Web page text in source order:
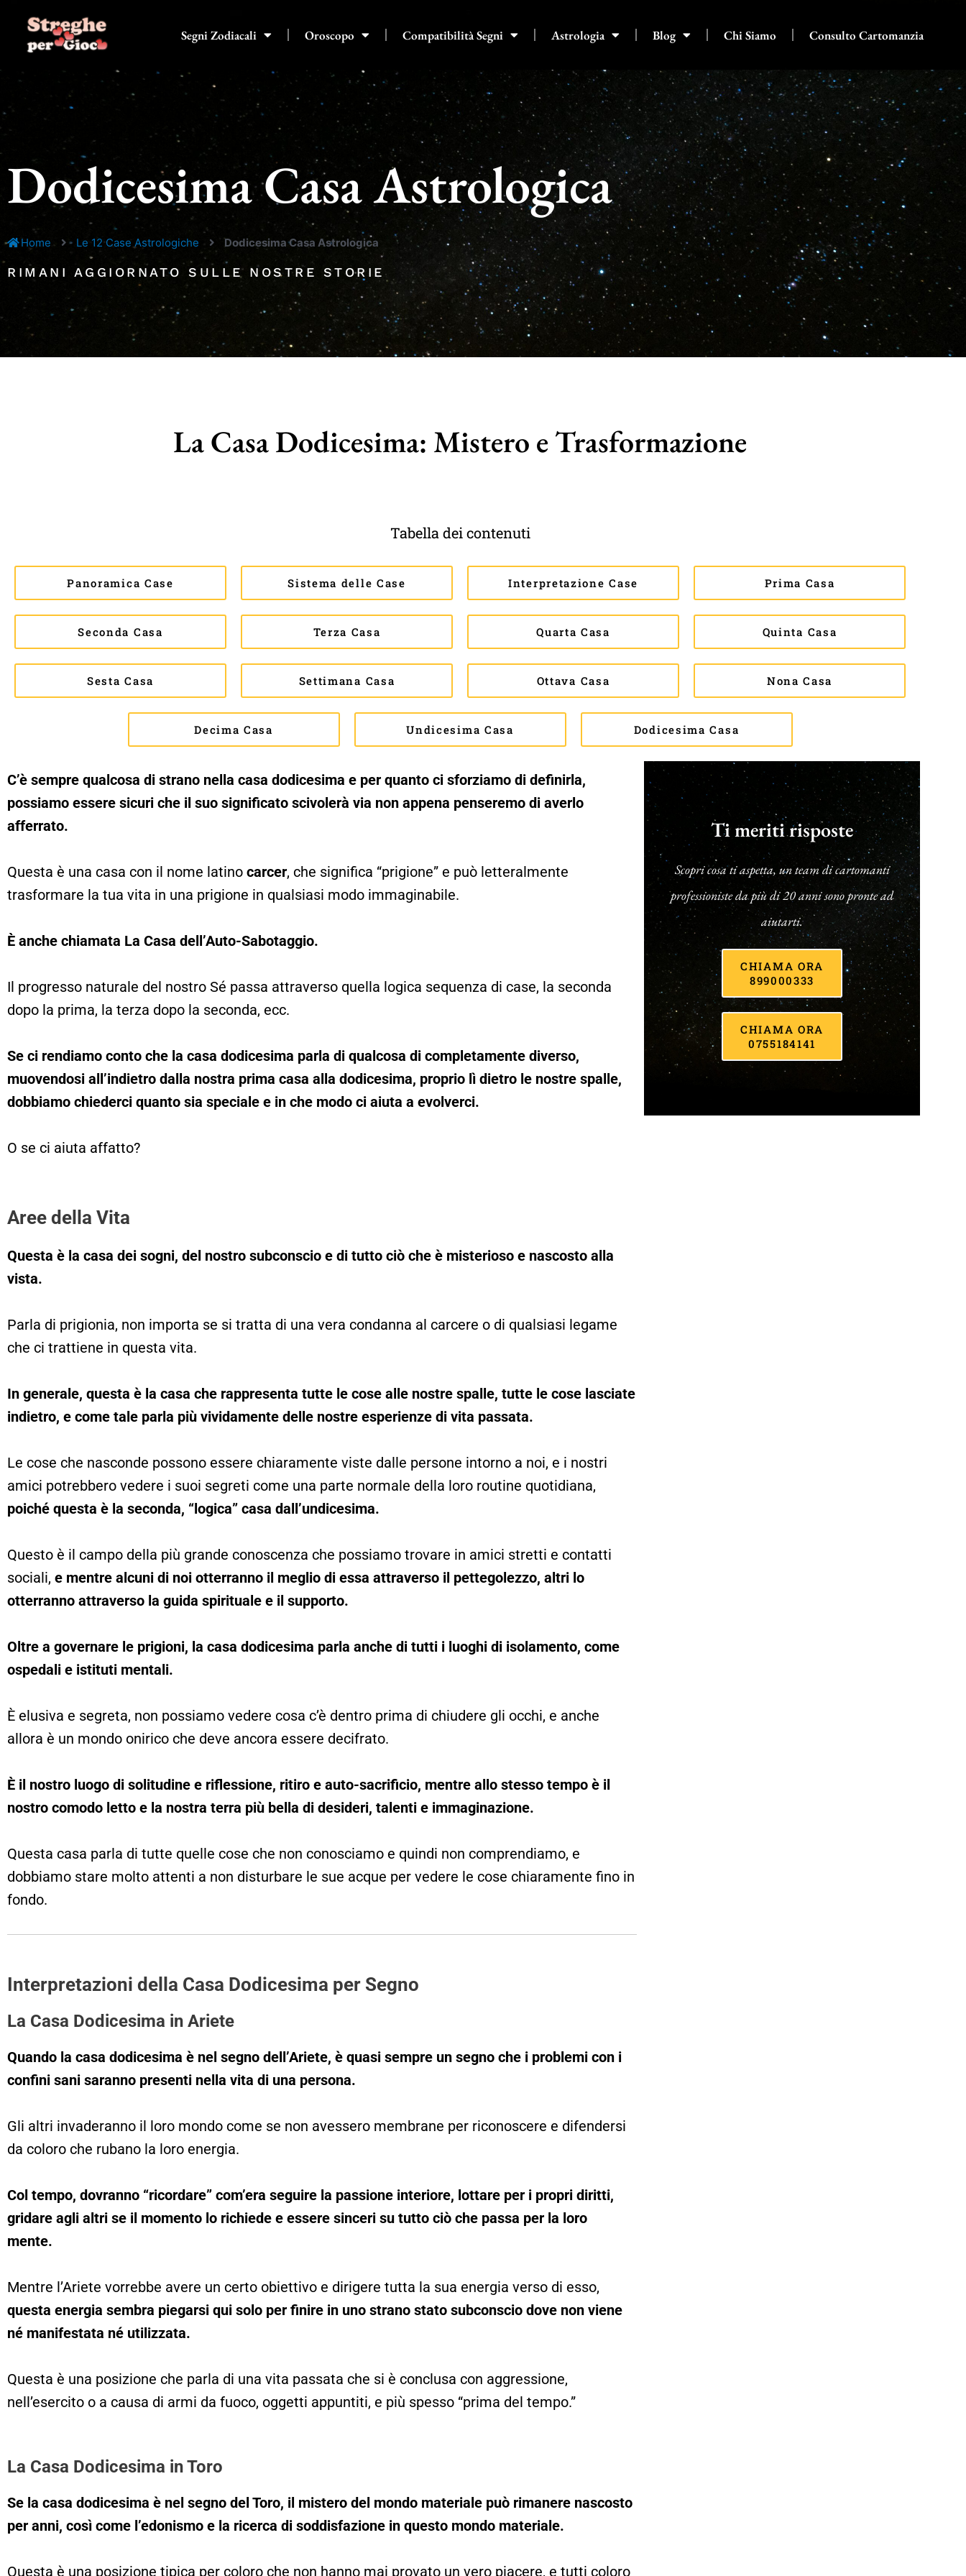
contenuto
Segni Zodiacali Oroscopo Compatibilità Segni Astrologia Blog Chi Siamo Consulto Cartomanzia
Dodicesima Casa Astrologica
Home Le 12 Case Astrologiche Dodicesima Casa Astrologica
RIMANI AGGIORNATO SULLE NOSTRE STORIE
La Casa Dodicesima: Mistero e Trasformazione
Tabella dei contenuti
Panoramica Case Sistema delle Case Interpretazione Case Prima Casa
Seconda Casa Terza Casa Quarta Casa Quinta Casa
Sesta Casa Settimana Casa Ottava Casa Nona Casa
Decima Casa Undicesima Casa Dodicesima Casa
C’è sempre qualcosa di strano nella casa dodicesima e per quanto ci sforziamo di definirla,
possiamo essere sicuri che il suo significato scivolerà via non appena penseremo di averlo
afferrato.
Questa è una casa con il nome latino carcer, che significa “prigione” e può letteralmente
trasformare la tua vita in una prigione in qualsiasi modo immaginabile.
È anche chiamata La Casa dell’Auto-Sabotaggio.
Il progresso naturale del nostro Sé passa attraverso quella logica sequenza di case, la seconda
dopo la prima, la terza dopo la seconda, ecc.
Se ci rendiamo conto che la casa dodicesima parla di qualcosa di completamente diverso,
muovendosi all’indietro dalla nostra prima casa alla dodicesima, proprio lì dietro le nostre spalle,
dobbiamo chiederci quanto sia speciale e in che modo ci aiuta a evolverci.
O se ci aiuta affatto?
Aree della Vita
Questa è la casa dei sogni, del nostro subconscio e di tutto ciò che è misterioso e nascosto alla
vista.
Parla di prigionia, non importa se si tratta di una vera condanna al carcere o di qualsiasi legame
che ci trattiene in questa vita.
In generale, questa è la casa che rappresenta tutte le cose alle nostre spalle, tutte le cose lasciate
indietro, e come tale parla più vividamente delle nostre esperienze di vita passata.
Le cose che nasconde possono essere chiaramente viste dalle persone intorno a noi, e i nostri
amici potrebbero vedere i suoi segreti come una parte normale della loro routine quotidiana,
poiché questa è la seconda, “logica” casa dall’undicesima.
Questo è il campo della più grande conoscenza che possiamo trovare in amici stretti e contatti
sociali, e mentre alcuni di noi otterranno il meglio di essa attraverso il pettegolezzo, altri lo
otterranno attraverso la guida spirituale e il supporto.
Oltre a governare le prigioni, la casa dodicesima parla anche di tutti i luoghi di isolamento, come
ospedali e istituti mentali.
È elusiva e segreta, non possiamo vedere cosa c’è dentro prima di chiudere gli occhi, e anche
allora è un mondo onirico che deve ancora essere decifrato.
È il nostro luogo di solitudine e riflessione, ritiro e auto-sacrificio, mentre allo stesso tempo è il
nostro comodo letto e la nostra terra più bella di desideri, talenti e immaginazione.
Questa casa parla di tutte quelle cose che non conosciamo e quindi non comprendiamo, e
dobbiamo stare molto attenti a non disturbare le sue acque per vedere le cose chiaramente fino in
fondo.
Interpretazioni della Casa Dodicesima per Segno
La Casa Dodicesima in Ariete
Quando la casa dodicesima è nel segno dell’Ariete, è quasi sempre un segno che i problemi con i
confini sani saranno presenti nella vita di una persona.
Gli altri invaderanno il loro mondo come se non avessero membrane per riconoscere e difendersi
da coloro che rubano la loro energia.
Col tempo, dovranno “ricordare” com’era seguire la passione interiore, lottare per i propri diritti,
gridare agli altri se il momento lo richiede e essere sinceri su tutto ciò che passa per la loro
mente.
Mentre l’Ariete vorrebbe avere un certo obiettivo e dirigere tutta la sua energia verso di esso,
questa energia sembra piegarsi qui solo per finire in uno strano stato subconscio dove non viene
né manifestata né utilizzata.
Questa è una posizione che parla di una vita passata che si è conclusa con aggressione,
nell’esercito o a causa di armi da fuoco, oggetti appuntiti, e più spesso “prima del tempo.”
La Casa Dodicesima in Toro
Se la casa dodicesima è nel segno del Toro, il mistero del mondo materiale può rimanere nascosto
per anni, così come l’edonismo e la ricerca di soddisfazione in questo mondo materiale.
Questa è una posizione tipica per coloro che non hanno mai provato un vero piacere, e tutti coloro
Ti meriti risposte
Scopri cosa ti aspetta, un team di cartomanti
professioniste da più di 20 anni sono pronte ad
aiutarti.
CHIAMA ORA
899000333
CHIAMA ORA
0755184141